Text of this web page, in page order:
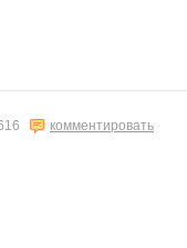
комментировать